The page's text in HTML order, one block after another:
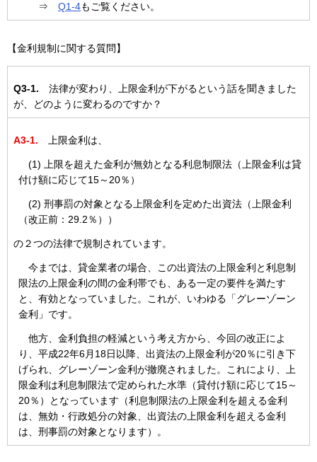
⇒ Q1-4もご覧ください。
【金利規制に関する質問】
Q3-1. 法律が変わり、上限金利が下がるという話を聞きました
が、どのように変わるのですか？
A3-1. 上限金利は、
(1) 上限を超えた金利が無効となる利息制限法（上限金利は貸
付け額に応じて15～20％）
(2) 刑事罰の対象となる上限金利を定めた出資法（上限金利
（改正前：29.2％））
の２つの法律で規制されています。
今までは、貸金業者の場合、この出資法の上限金利と利息制
限法の上限金利の間の金利帯でも、ある一定の要件を満たす
と、有効となっていました。これが、いわゆる「グレーゾーン
金利」です。
他方、金利負担の軽減という考え方から、今回の改正によ
り、平成22年6月18日以降、出資法の上限金利が20％に引き下
げられ、グレーゾーン金利が撤廃されました。これにより、上
限金利は利息制限法で定められた水準（貸付け額に応じて15～
20％）となっています（利息制限法の上限金利を超える金利
は、無効・行政処分の対象、出資法の上限金利を超える金利
は、刑事罰の対象となります）。